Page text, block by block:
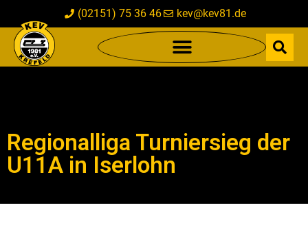
(02151) 75 36 46 kev@kev81.de
Regionalliga Turniersieg der
U11A in Iserlohn